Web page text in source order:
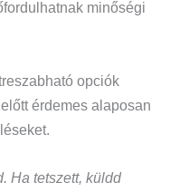
minőségi
opciók
érdemes alaposan
Ha tetszett, küldd